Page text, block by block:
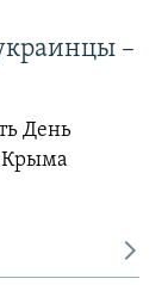
–
День
Крыма